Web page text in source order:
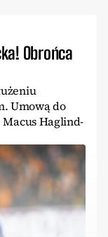
Obrońca
Umową do
Macus Haglind-